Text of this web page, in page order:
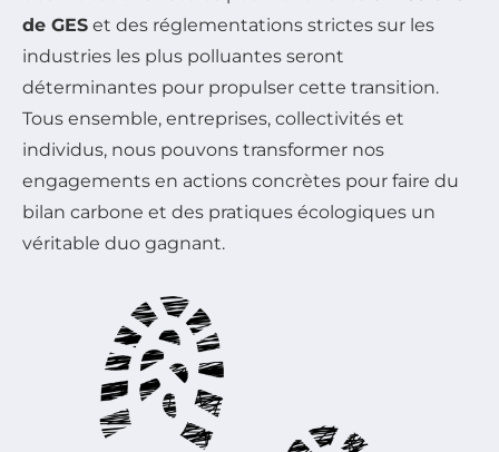
de GES et des réglementations strictes sur les
industries les plus polluantes seront
déterminantes pour propulser cette transition.
Tous ensemble, entreprises, collectivités et
individus, nous pouvons transformer nos
engagements en actions concrètes pour faire du
bilan carbone et des pratiques écologiques un
véritable duo gagnant.